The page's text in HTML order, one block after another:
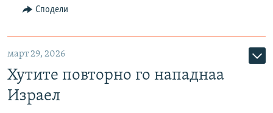
Сподели
март 29, 2026
Хутите повторно го нападнаа
Израел